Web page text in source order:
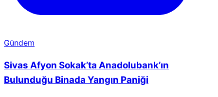
Gündem
Sivas Afyon Sokak’ta Anadolubank’ın
Bulunduğu Binada Yangın Paniği